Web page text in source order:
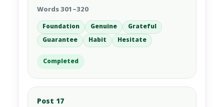
Words 301–320
Foundation Genuine
Grateful
Guarantee
Habit Hesitate
Completed
Post 17